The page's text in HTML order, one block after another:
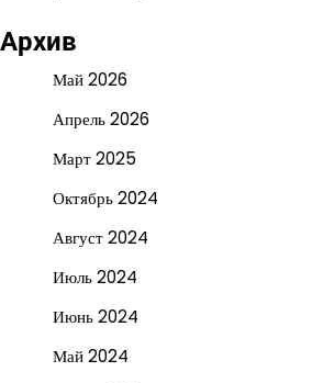
Архив
Май 2026
Апрель 2026
Март 2025
Октябрь 2024
Август 2024
Июль 2024
Июнь 2024
Май 2024